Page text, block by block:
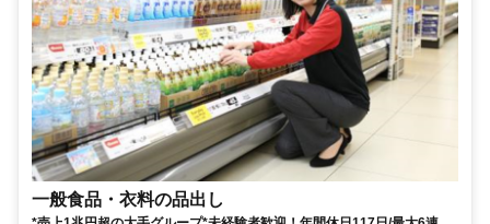
一般食品・衣料の品出し